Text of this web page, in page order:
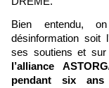
Bien entendu,
désinformation soit
ses soutiens et
l’alliance
pendant six ans